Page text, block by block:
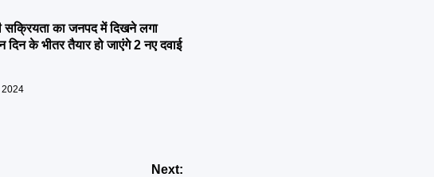
सक्रियता का जनपद में दिखने लगा
दिन के भीतर तैयार हो जाएंगे 2 नए दवाई
2024
Next: